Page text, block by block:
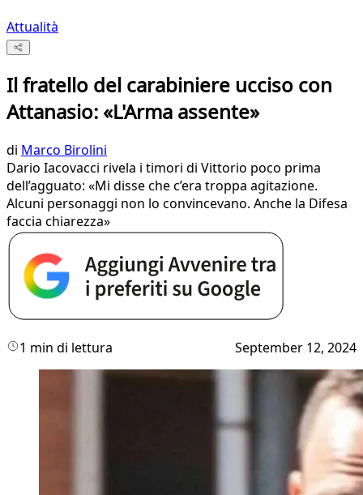
Attualità
Il fratello del carabiniere ucciso con
Attanasio: «L'Arma assente»
di Marco Birolini
Dario Iacovacci rivela i timori di Vittorio poco prima
dell’agguato: «Mi disse che c’era troppa agitazione.
Alcuni personaggi non lo convincevano. Anche la Difesa
faccia chiarezza»
1 min di lettura September 12, 2024